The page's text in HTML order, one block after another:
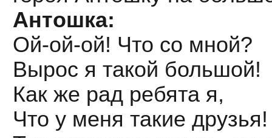
Антошка:
Ой-ой-ой! Что со мной?
Вырос я такой большой!
Как же рад ребята я,
Что у меня такие друзья!